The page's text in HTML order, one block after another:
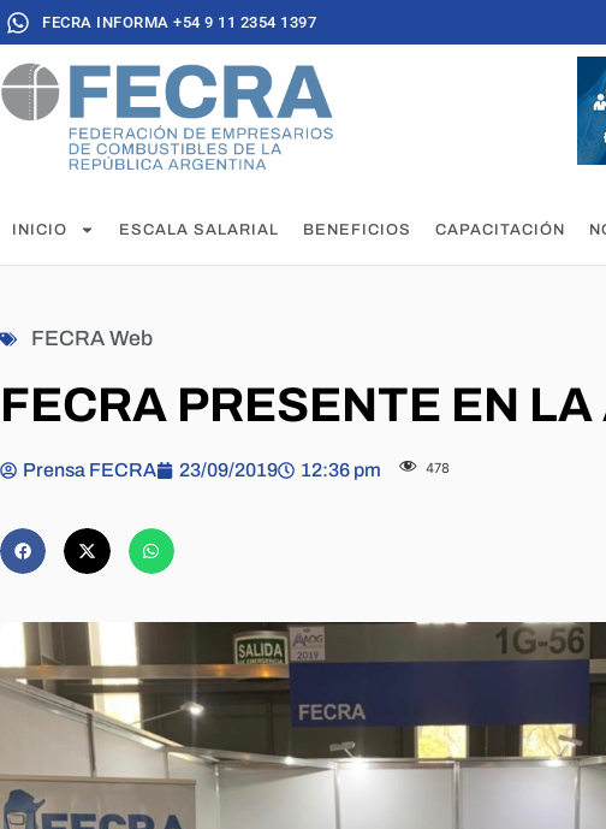
FECRA INFORMA +54 9 11 2354 1397
INICIO ESCALA SALARIAL BENEFICIOS CAPACITACIÓN
FECRA Web
FECRA PRESENTE EN
Prensa FECRA 23/09/2019 12:36 pm 478